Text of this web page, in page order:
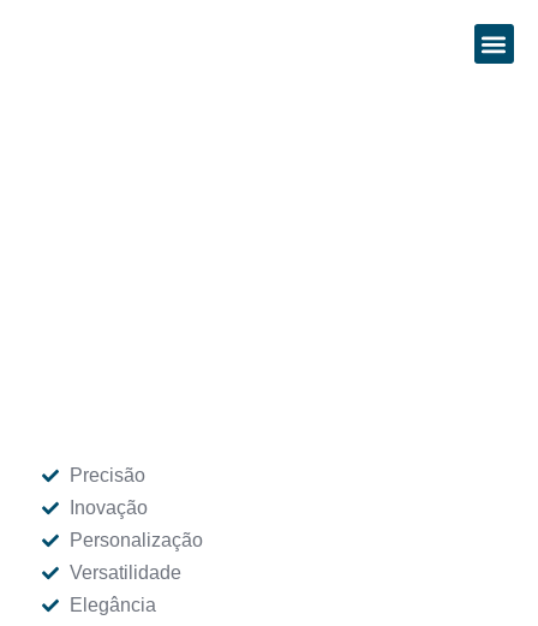
Precisão
Inovação
Personalização
Versatilidade
Elegância